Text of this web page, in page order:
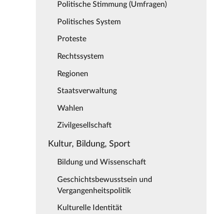
Politische Stimmung (Umfragen)
Politisches System
Proteste
Rechtssystem
Regionen
Staatsverwaltung
Wahlen
Zivilgesellschaft
Kultur, Bildung, Sport
Bildung und Wissenschaft
Geschichtsbewusstsein und
Vergangenheitspolitik
Kulturelle Identität